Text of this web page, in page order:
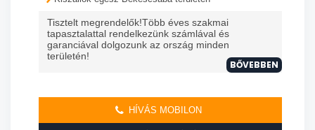
Tisztelt megrendelők!Több éves szakmai
tapasztalattal rendelkezünk számlával és
garanciával dolgozunk az ország minden
területén!
BŐVEBBEN
HÍVÁS MOBILON